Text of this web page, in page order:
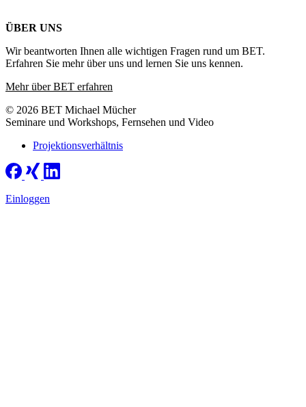
ÜBER UNS
Wir beantworten Ihnen alle wichtigen Fragen rund um BET.
Erfahren Sie mehr über uns und lernen Sie uns kennen.
Mehr über BET erfahren
© 2026 BET Michael Mücher
Seminare und Workshops, Fernsehen und Video
Projektionsverhältnis
Einloggen